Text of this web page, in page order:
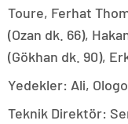
Toure, Ferhat
(Ozan dk. 66),
(Gökhan dk. 90),
Yedekler: Ali,
Teknik Direktör: